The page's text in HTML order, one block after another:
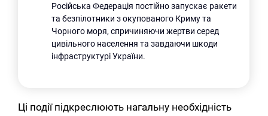
Російська Федерація постійно запускає ракети
та безпілотники з окупованого Криму та
Чорного моря, спричиняючи жертви серед
цивільного населення та завдаючи шкоди
інфраструктурі України.
Ці події підкреслюють нагальну необхідність